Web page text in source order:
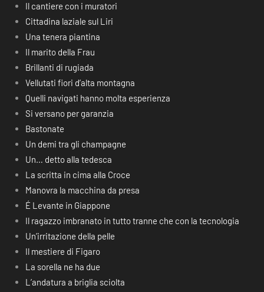
Il cantiere con i muratori
Cittadina laziale sul Liri
Una tenera piantina
Il marito della Frau
Brillanti di rugiada
Vellutati fiori d’alta montagna
Quelli navigati hanno molta esperienza
Si versano per garanzia
Bastonate
Un demi tra gli champagne
Un… detto alla tedesca
La scritta in cima alla Croce
Manovra la macchina da presa
É Levante in Giappone
Il ragazzo imbranato in tutto tranne che con la tecnologia
Un’irritazione della pelle
Il mestiere di Figaro
La sorella ne ha due
L’andatura a briglia sciolta